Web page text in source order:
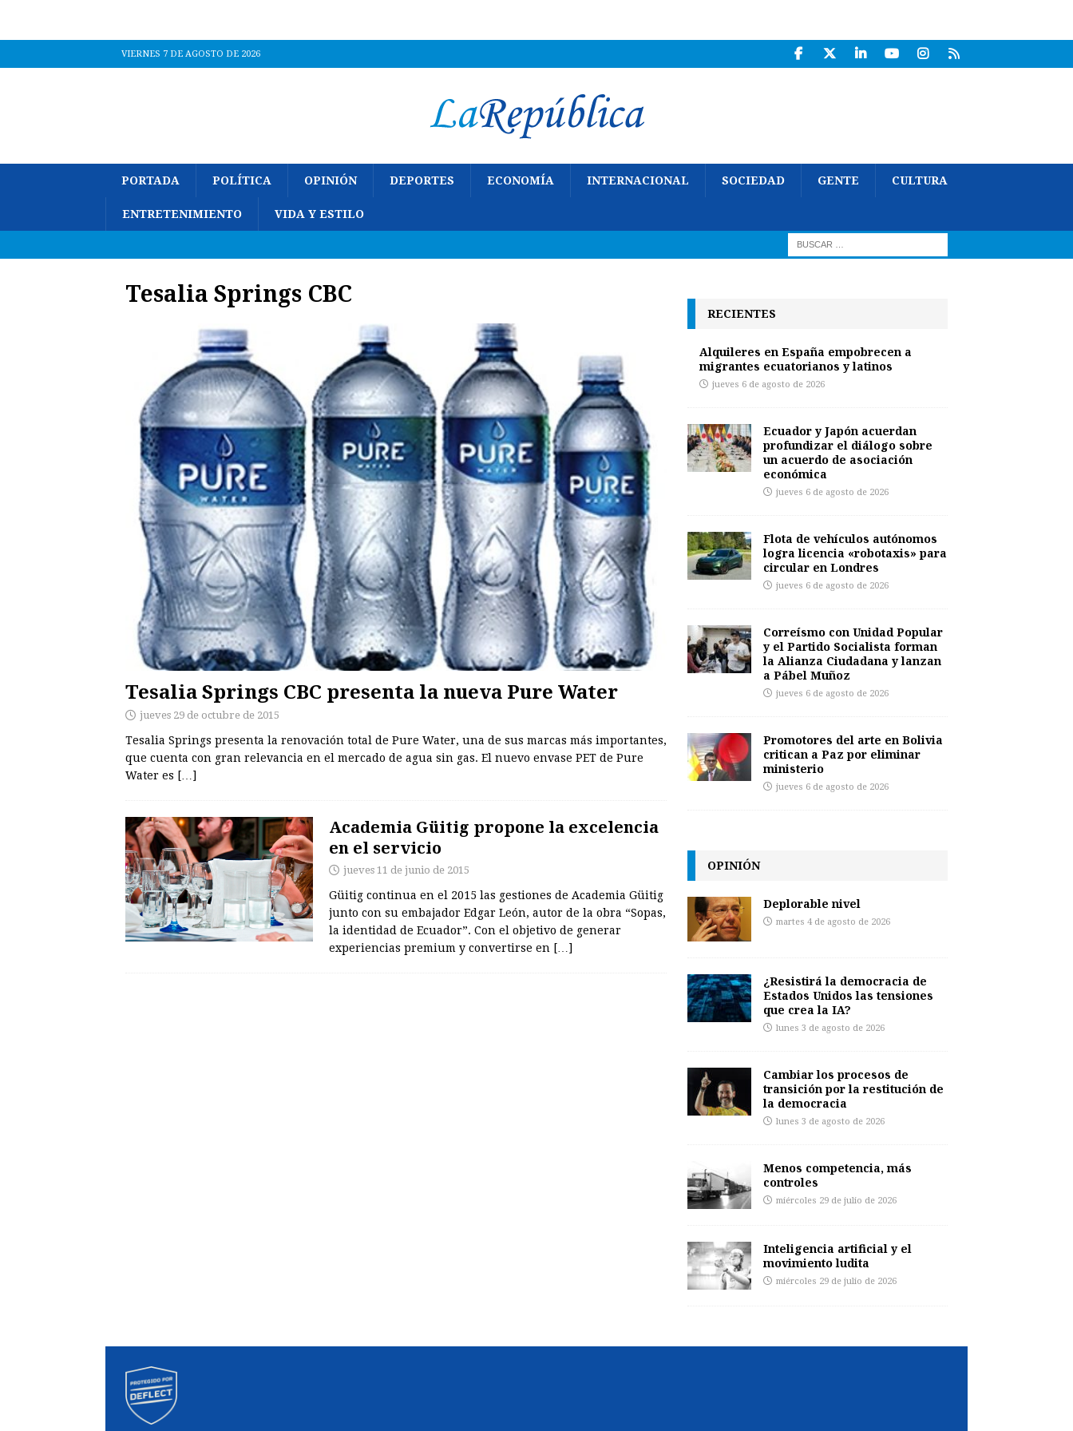
VIERNES 7 DE AGOSTO DE 2026
PORTADA POLÍTICA OPINIÓN DEPORTES ECONOMÍA INTERNACIONAL SOCIEDAD GENTE CULTURA
ENTRETENIMIENTO VIDA Y ESTILO
Tesalia Springs CBC
Tesalia Springs CBC presenta la nueva Pure Water
jueves 29 de octubre de 2015
Tesalia Springs presenta la renovación total de Pure Water, una de sus marcas más importantes,
que cuenta con gran relevancia en el mercado de agua sin gas. El nuevo envase PET de Pure
Water es […]
Academia Güitig propone la excelencia
en el servicio
jueves 11 de junio de 2015
Güitig continua en el 2015 las gestiones de Academia Güitig
junto con su embajador Edgar León, autor de la obra “Sopas,
la identidad de Ecuador”. Con el objetivo de generar
experiencias premium y convertirse en […]
RECIENTES
Alquileres en España empobrecen a
migrantes ecuatorianos y latinos
jueves 6 de agosto de 2026
Ecuador y Japón acuerdan
profundizar el diálogo sobre
un acuerdo de asociación
económica
jueves 6 de agosto de 2026
Flota de vehículos autónomos
logra licencia «robotaxis» para
circular en Londres
jueves 6 de agosto de 2026
Correísmo con Unidad Popular
y el Partido Socialista forman
la Alianza Ciudadana y lanzan
a Pábel Muñoz
jueves 6 de agosto de 2026
Promotores del arte en Bolivia
critican a Paz por eliminar
ministerio
jueves 6 de agosto de 2026
OPINIÓN
Deplorable nivel
martes 4 de agosto de 2026
¿Resistirá la democracia de
Estados Unidos las tensiones
que crea la IA?
lunes 3 de agosto de 2026
Cambiar los procesos de
transición por la restitución de
la democracia
lunes 3 de agosto de 2026
Menos competencia, más
controles
miércoles 29 de julio de 2026
Inteligencia artificial y el
movimiento ludita
miércoles 29 de julio de 2026